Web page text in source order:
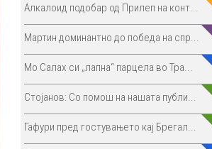
Алкалоид подобар од Прилеп на конт...
Мартин доминантно до победа на спр...
Мо Салах си „лапна“ парцела во Тра...
Стојанов: Со помош на нашата публи...
Гафури пред гостувањето кај Брегал...